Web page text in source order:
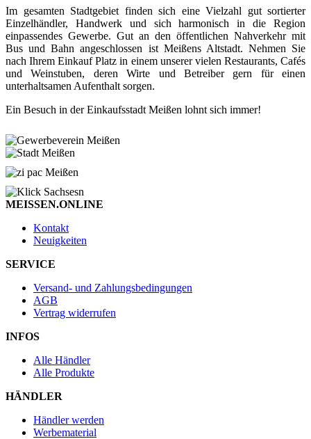
Im gesamten Stadtgebiet finden sich eine Vielzahl gut sortierter
Einzelhändler, Handwerk und sich harmonisch in die Region
einpassendes Gewerbe. Gut an den öffentlichen Nahverkehr mit
Bus und Bahn angeschlossen ist Meißens Altstadt. Nehmen Sie
nach Ihrem Einkauf Platz in einem unserer vielen Restaurants, Cafés
und Weinstuben, deren Wirte und Betreiber gern für einen
unterhaltsamen Aufenthalt sorgen.
Ein Besuch in der Einkaufsstadt Meißen lohnt sich immer!
MEISSEN.ONLINE
Kontakt
Neuigkeiten
SERVICE
Versand- und Zahlungsbedingungen
AGB
Vertrag widerrufen
INFOS
Alle Händler
Alle Produkte
HÄNDLER
Händler werden
Werbematerial